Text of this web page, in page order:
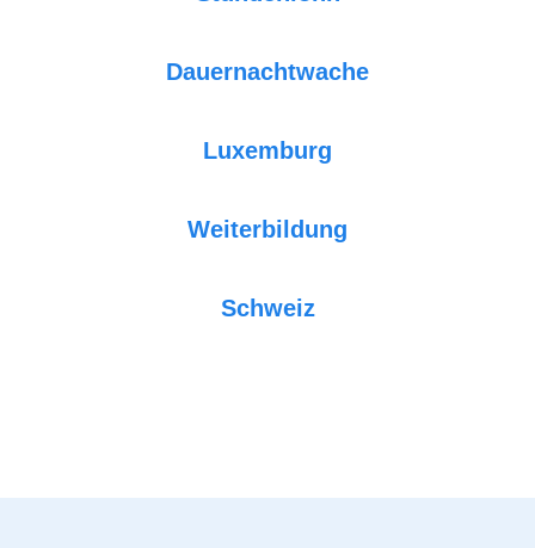
Dauernachtwache
Luxemburg
Weiterbildung
Schweiz